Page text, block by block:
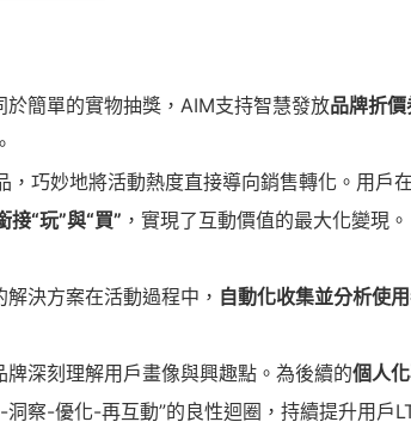
簡單的實物抽獎，AIM支持智慧發放品牌折
，巧妙地將活動熱度直接導向銷售轉化。用戶
接“玩”與“買” ，實現了互動價值的最大化變現。
決方案在活動過程中， 自動化收集並分析使
深刻理解用戶畫像與興趣點。為後續的個人
察-優化-再互動”的良性迴圈，持續提升用戶